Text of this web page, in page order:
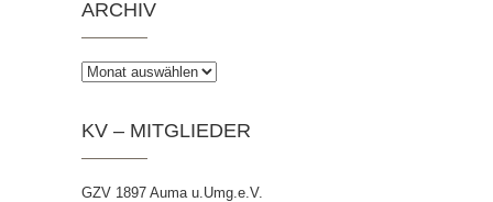
ARCHIV
Archiv
KV – MITGLIEDER
GZV 1897 Auma u.Umg.e.V.